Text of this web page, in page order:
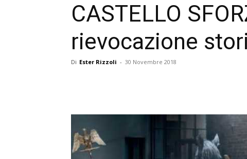
CASTELLO
rievocazione
Di Ester Rizzoli - 30 Novembre 2018